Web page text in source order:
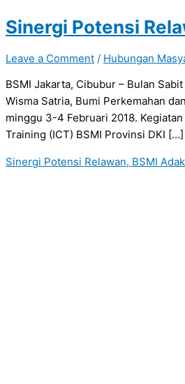
Sinergi Potensi
Leave a Comment / Hubungan
BSMI Jakarta, Cibubur – Bulan
Wisma Satria, Bumi Perkemahan
minggu 3-4 Februari 2018.
Training (ICT) BSMI Provinsi DKI […]
Sinergi Potensi Relawan, BSMI